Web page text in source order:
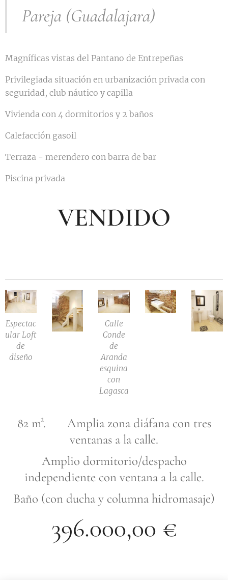
Pareja (Guadalajara)
Magníficas vistas del Pantano de Entrepeñas
Privilegiada situación en urbanización privada con
seguridad, club náutico y capilla
Vivienda con 4 dormitorios y 2 baños
Calefacción gasoil
Terraza - merendero con barra de bar
Piscina privada
VENDIDO
Espectac
ular Loft
de
diseño
Calle
Conde
de
Aranda
esquina
con
Lagasca
82 m². Amplia zona diáfana con tres
ventanas a la calle.
Amplio dormitorio/despacho
independiente con ventana a la calle.
Baño (con ducha y columna hidromasaje)
396.000,00 €